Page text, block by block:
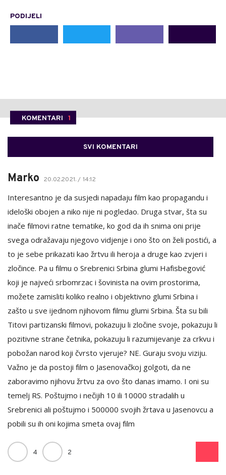
PODIJELI
KOMENTARI 1
SVI KOMENTARI
Marko 20.02.2021. / 14:12
Interesantno je da susjedi napadaju film kao propagandu i
ideloški obojen a niko nije ni pogledao. Druga stvar, šta su
inače filmovi ratne tematike, ko god da ih snima oni prije
svega odražavaju njegovo vidjenje i ono što on želi postići, a
to je sebe prikazati kao žrtvu ili heroja a druge kao zvjeri i
zločince. Pa u filmu o Srebrenici Srbina glumi Hafisbegović
koji je najveći srbomrzac i šovinista na ovim prostorima,
možete zamisliti koliko realno i objektivno glumi Srbina i
zašto u sve ijednom njihovom filmu glumi Srbina. Šta su bili
Titovi partizanski filmovi, pokazuju li zločine svoje, pokazuju li
pozitivne strane četnika, pokazuju li razumijevanje za crkvu i
pobožan narod koji čvrsto vjeruje? NE. Guraju svoju viziju.
Važno je da postoji film o Jasenovačkoj golgoti, da ne
zaboravimo njihovu žrtvu za ovo što danas imamo. I oni su
temelj RS. Poštujmo i nečijih 10 ili 10000 stradalih u
Srebrenici ali poštujmo i 500000 svojih žrtava u Jasenovcu a
pobili su ih oni kojima smeta ovaj film
4 2